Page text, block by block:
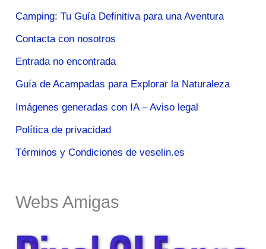
Camping: Tu Guía Definitiva para una Aventura
Contacta con nosotros
Entrada no encontrada
Guía de Acampadas para Explorar la Naturaleza
Imágenes generadas con IA – Aviso legal
Política de privacidad
Términos y Condiciones de veselin.es
Webs Amigas